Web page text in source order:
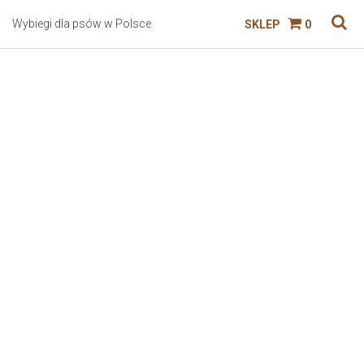
Wybiegi dla psów w Polsce SKLEP 0